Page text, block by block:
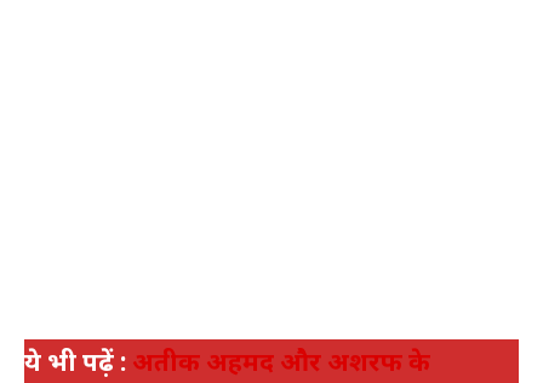
ये भी पढ़ें : अतीक अहमद और अशरफ के